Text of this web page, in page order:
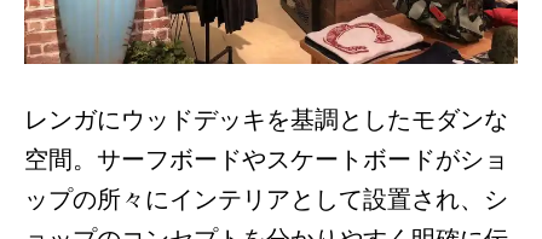
レンガにウッドデッキを基調としたモダンな
空間。サーフボードやスケートボードがショ
ップの所々にインテリアとして設置され、シ